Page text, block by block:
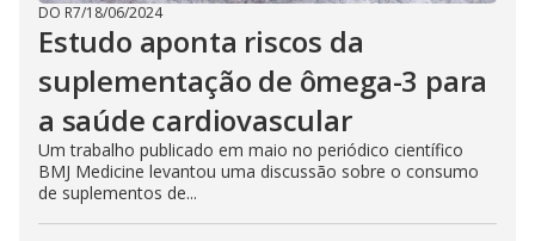
DO R7/18/06/2024
Estudo aponta riscos da
suplementação de ômega-3 para
a saúde cardiovascular
Um trabalho publicado em maio no periódico científico
BMJ Medicine levantou uma discussão sobre o consumo
de suplementos de...